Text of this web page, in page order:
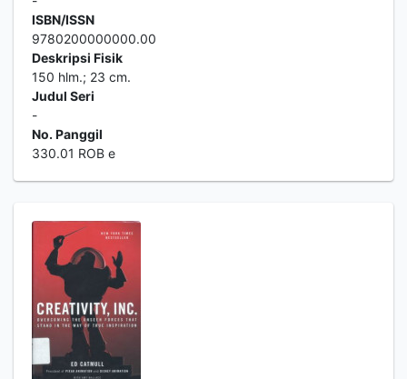
ISBN/ISSN
9780200000000.00
Deskripsi Fisik
150 hlm.; 23 cm.
Judul Seri
-
No. Panggil
330.01 ROB e